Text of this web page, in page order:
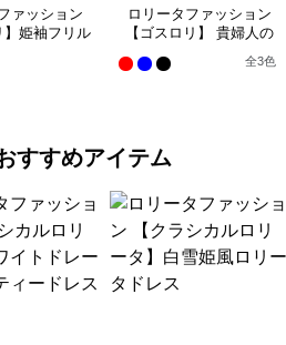
ァッション
】姫袖フリル
ロリータファッション
【ゴスロリ】 貴婦人の
優雅なティータイムドレ
全3色
すすめアイテム